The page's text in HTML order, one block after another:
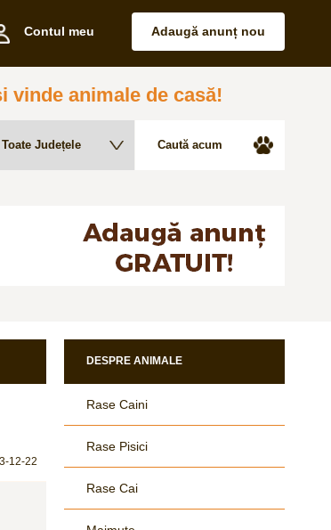
Contul meu Adaugă anunț nou
vinde animale de casă!
12-22
DESPRE ANIMALE
Rase Caini
Rase Pisici
Rase Cai